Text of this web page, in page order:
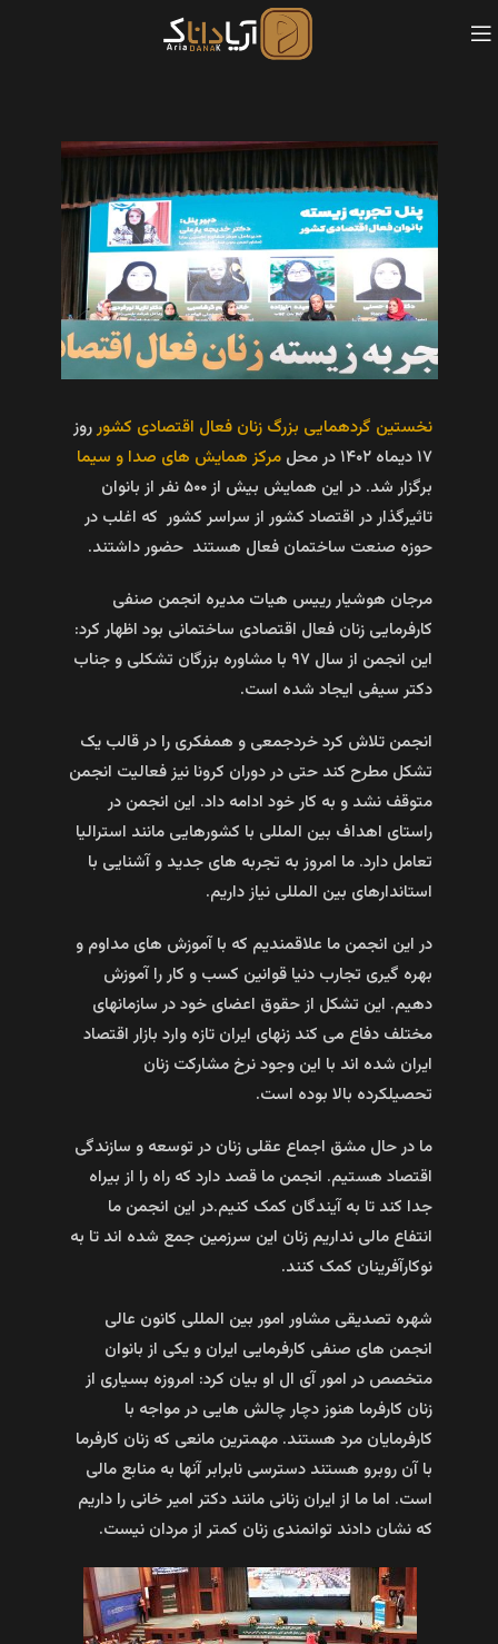
نخستین گردهمایی بزرگ زنان فعال اقتصادی کشورروز
۱۷ دیماه ۱۴۰۲ در محل
مرکز همایش های صدا و سیما
برگزار شد. در این همایش بیش از ۵۰۰ نفر از بانوان
تاثیرگذار در اقتصاد کشور از سراسر کشور که اغلب در
حوزه صنعت ساختمان فعال هستند حضور داشتند.
مرجان هوشیار رییس هیات مدیره انجمن صنفی
کارفرمایی زنان فعال اقتصادی ساختمانی بود اظهار کرد:
این انجمن از سال ۹۷ با مشاوره بزرگان تشکلی و جناب
دکتر سیفی ایجاد شده است.
انجمن تلاش کرد خردجمعی و همفکری را در قالب یک
تشکل مطرح کند حتی در دوران کرونا نیز فعالیت انجمن
متوقف نشد و به کار خود ادامه داد. این انجمن در
راستای اهداف بین المللی با کشورهایی مانند استرالیا
تعامل دارد. ما امروز به تجربه های جدید و آشنایی با
استاندارهای بین المللی نیاز داریم.
در این انجمن ما علاقمندیم که با آموزش های مداوم و
بهره گیری تجارب دنیا قوانین کسب و کار را آموزش
دهیم. این تشکل از حقوق اعضای خود در سازمانهای
مختلف دفاع می کند زنهای ایران تازه وارد بازار اقتصاد
ایران شده اند با این وجود نرخ مشارکت زنان
تحصیلکرده بالا بوده است.
ما در حال مشق اجماع عقلی زنان در توسعه و سازندگی
اقتصاد هستیم. انجمن ما قصد دارد که راه را از بیراه
جدا کند تا به آیندگان کمک کنیم.در این انجمن ما
انتفاع مالی نداریم زنان این سرزمین جمع شده اند تا به
نوکارآفرینان کمک کنند.
شهره تصدیقی مشاور امور بین المللی کانون عالی
انجمن های صنفی کارفرمایی ایران و یکی از بانوان
متخصص در امور آی ال او بیان کرد: امروزه بسیاری از
زنان کارفرما هنوز دچار چالش هایی در مواجه با
کارفرمایان مرد هستند. مهمترین مانعی که زنان کارفرما
با آن روبرو هستند دسترسی نابرابر آنها به منابع مالی
است. اما ما از ایران زنانی مانند دکتر امیر خانی را داریم
که نشان دادند توانمندی زنان کمتر از مردان نیست.